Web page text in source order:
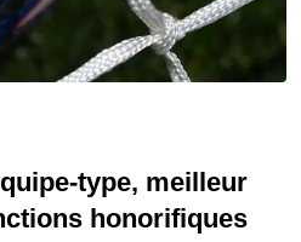
type, meilleur
honorifiques